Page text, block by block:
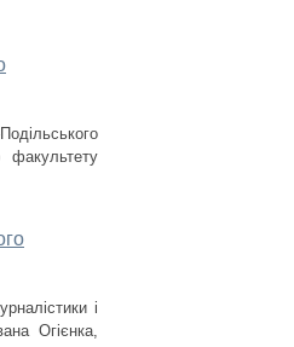
факультету
і
Огієнка,